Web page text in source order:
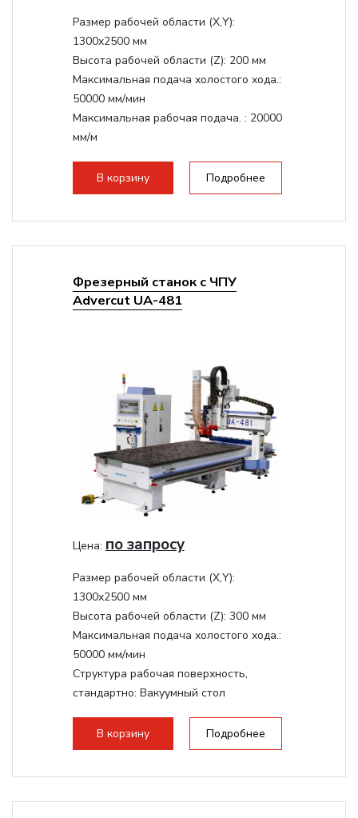
Размер рабочей области (Х,Y):
1300x2500 мм
Высота рабочей области (Z): 200 мм
Максимальная подача холостого хода.:
50000 мм/мин
Максимальная рабочая подача. : 20000
мм/м
стандартно:Вакуумный стол
Цанговый патрон:ER32
В корзину Подробнее
Фрезерный станок с ЧПУ
Advercut UA-481
Цена: по запросу
Размер рабочей области (Х,Y):
1300x2500 мм
Высота рабочей области (Z): 300 мм
Максимальная подача холостого хода.:
50000 мм/мин
Структура рабочая поверхность,
стандартно: Вакуумный стол
Мощность инвертора:
10500 Вт
Охлаждение шпинделя:Воздушное
В корзину Подробнее